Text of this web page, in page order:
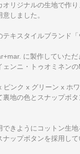
オリジナルの生地で作
しました。
テキスタイルブランド
に製作していただ
ェンニ・トゥオミネン
ンク x グリーン x ホワ
裏地の色とスナップボ
きようにコットン生地
ップボタンを採用して